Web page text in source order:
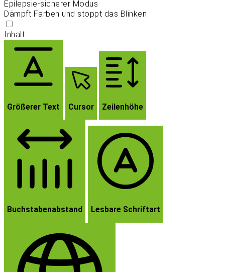
Epilepsie-sicherer Modus
Dämpft Farben und stoppt das Blinken
Inhalt
Größerer Text Cursor Zeilenhöhe
Buchstabenabstand Lesbare Schriftart